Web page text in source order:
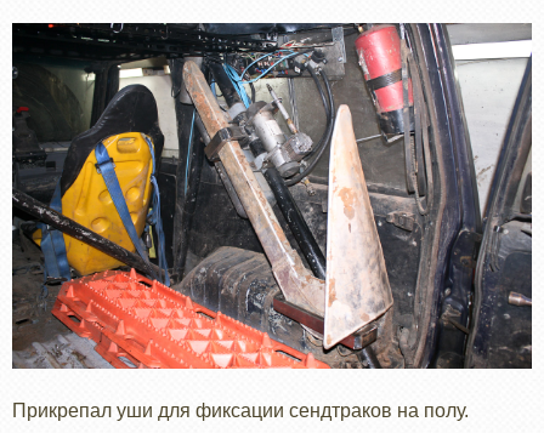
Прикрепал уши для фиксации сендтраков на полу.